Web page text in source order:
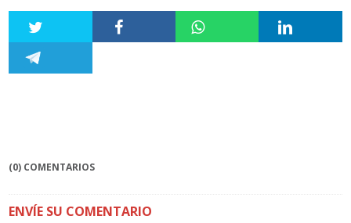
(0) COMENTARIOS
ENVÍE SU COMENTARIO